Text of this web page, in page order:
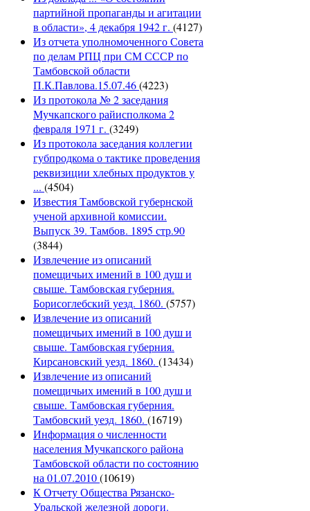
партийной пропаганды и агитации
в области», 4 декабря 1942 г. (4127)
Из отчета уполномоченного Совета
по делам РПЦ при СМ СССР по
Тамбовской области
П.К.Павлова.15.07.46(4223)
Из протокола № 2 заседания
Мучкапского райисполкома 2
февраля 1971 г. (3249)
Из протокола заседания коллегии
губпродкома о тактике проведения
реквизиции хлебных продуктов у
... (4504)
Известия Тамбовской губернской
ученой архивной комиссии.
Выпуск 39. Тамбов. 1895 стр.90
(3844)
Извлечение из описаний
помещичьих имений в 100 душ и
свыше. Тамбовская губерния.
Борисоглебский уезд. 1860. (5757)
Извлечение из описаний
помещичьих имений в 100 душ и
свыше. Тамбовская губерния.
Кирсановский уезд. 1860. (13434)
Извлечение из описаний
помещичьих имений в 100 душ и
свыше. Тамбовская губерния.
Тамбовский уезд. 1860. (16719)
Информация о численности
населения Мучкапского района
Тамбовской области по состоянию
на 01.07.2010(10619)
К Отчету Общества Рязанско-
Уральской железной дороги.